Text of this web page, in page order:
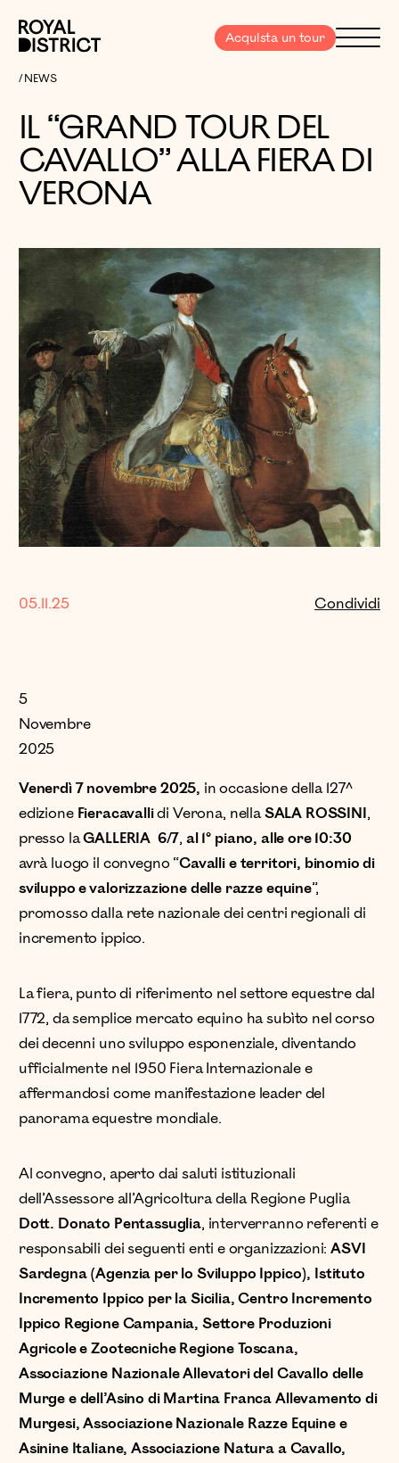
Royal District
Acquista un tour Menu
NEWS
IL “GRAND TOUR DEL
CAVALLO” ALLA FIERA DI
VERONA
05.11.25 Condividi
5
Novembre
2025
Venerdì 7 novembre 2025, in occasione della 127^
edizioneFieracavallidi Verona, nellaSALA ROSSINI,
presso laGALLERIA 6/7, al 1° piano, alle ore 10:30
avrà luogo il convegno “Cavalli e territori, binomio di
sviluppo e valorizzazione delle razze equine”,
promosso dalla rete nazionale dei centri regionali di
incremento ippico.
La fiera, punto di riferimento nel settore equestre dal
1772, da semplice mercato equino ha subìto nel corso
dei decenni uno sviluppo esponenziale, diventando
ufficialmente nel 1950 Fiera Internazionale e
affermandosi come manifestazione leader del
panorama equestre mondiale.
Al convegno, aperto dai saluti istituzionali
dell’Assessore all’Agricoltura della Regione Puglia
Dott. Donato Pentassuglia, interverranno referenti e
responsabili dei seguenti enti e organizzazioni: ASVI
Sardegna (Agenzia per lo Sviluppo Ippico), Istituto
Incremento Ippico per la Sicilia, Centro Incremento
Ippico Regione Campania, Settore Produzioni
Agricole e Zootecniche Regione Toscana,
Associazione Nazionale Allevatori del Cavallo delle
Murge e dell’Asino di Martina Franca Allevamento di
Murgesi, Associazione Nazionale Razze Equine e
Asinine Italiane, Associazione Natura a Cavallo,